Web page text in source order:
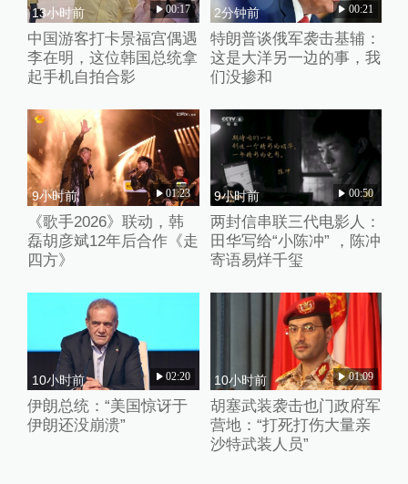
13小时前 00:17
中国游客打卡景福宫偶遇
李在明，这位韩国总统拿
起手机自拍合影
2分钟前 00:21
特朗普谈俄军袭击基辅：
这是大洋另一边的事，我
们没掺和
9小时前 01:23
《歌手2026》联动，韩
磊胡彦斌12年后合作《走
四方》
9小时前 00:50
两封信串联三代电影人：
田华写给“小陈冲” ，陈冲
寄语易烊千玺
10小时前 02:20
伊朗总统：“美国惊讶于
伊朗还没崩溃”
10小时前 01:09
胡塞武装袭击也门政府军
营地：“打死打伤大量亲
沙特武装人员”